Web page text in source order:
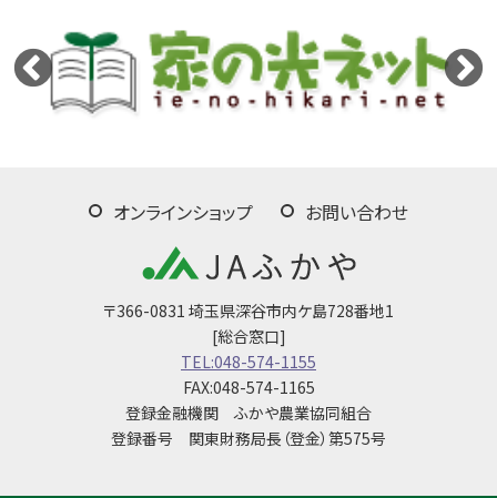
〒366-0831 埼玉県深谷市内ケ島728番地1
[総合窓口]
TEL:048-574-1155
FAX:048-574-1165
登録金融機関 ふかや農業協同組合
登録番号 関東財務局長（登金）第575号
オンラインショップ お問い合わせ